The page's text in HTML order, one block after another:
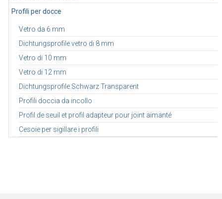
Profili per docce
Vetro da 6 mm
Dichtungsprofile vetro di 8 mm
Vetro di 10 mm
Vetro di 12 mm
Dichtungsprofile Schwarz Transparent
Profili doccia da incollo
Profil de seuil et profil adapteur pour joint aimanté
Cesoie per sigillare i profili